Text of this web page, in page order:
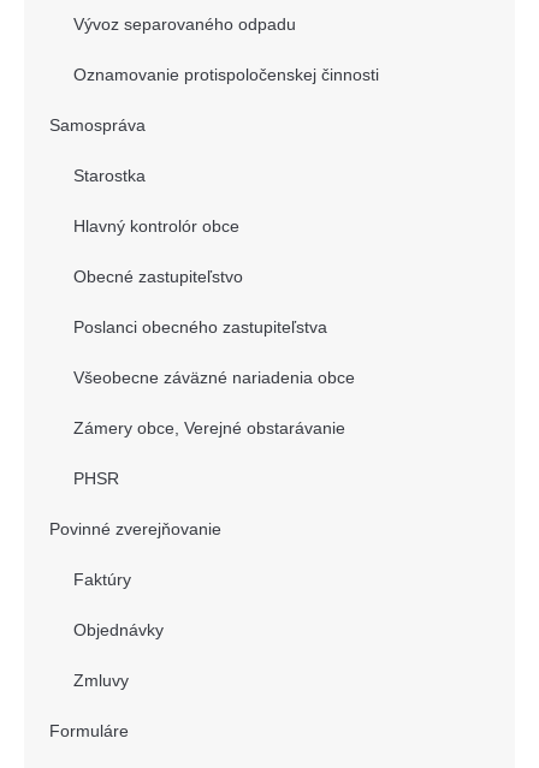
Vývoz separovaného odpadu
Oznamovanie protispoločenskej činnosti
Samospráva
Starostka
Hlavný kontrolór obce
Obecné zastupiteľstvo
Poslanci obecného zastupiteľstva
Všeobecne záväzné nariadenia obce
Zámery obce, Verejné obstarávanie
PHSR
Povinné zverejňovanie
Faktúry
Objednávky
Zmluvy
Formuláre